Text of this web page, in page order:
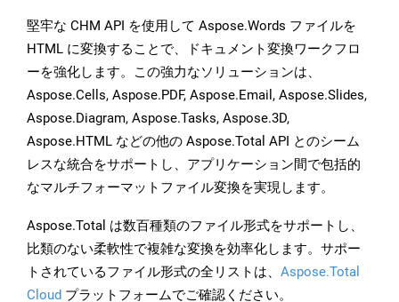
堅牢な CHM API を使用して Aspose.Words ファイルを
HTML に変換することで、ドキュメント変換ワークフロ
ーを強化します。この強力なソリューションは、
Aspose.Cells, Aspose.PDF, Aspose.Email, Aspose.Slides,
Aspose.Diagram, Aspose.Tasks, Aspose.3D,
Aspose.HTML などの他の Aspose.Total API とのシーム
レスな統合をサポートし、アプリケーション間で包括的
なマルチフォーマットファイル変換を実現します。
Aspose.Total は数百種類のファイル形式をサポートし、
比類のない柔軟性で複雑な変換を効率化します。サポー
トされているファイル形式の全リストは、 Aspose.Total
Cloud プラットフォームでご確認ください。